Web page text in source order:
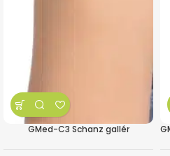
GMed-C3 Schanz gallér